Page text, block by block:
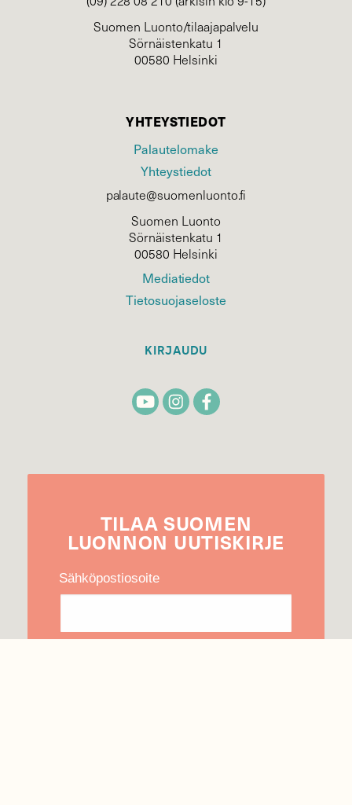
Suomen Luonto/tilaajapalvelu
Sörnäistenkatu 1
00580 Helsinki
YHTEYSTIEDOT
Palautelomake
Yhteystiedot
palaute@suomenluonto.fi
Suomen Luonto
Sörnäistenkatu 1
00580 Helsinki
Mediatiedot
Tietosuojaseloste
KIRJAUDU
TILAA SUOMEN
LUONNON UUTIS­KIRJE
Sähköpostiosoite